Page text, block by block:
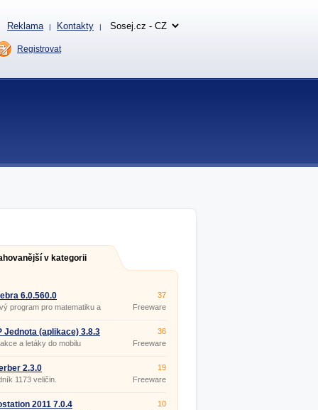
v kategorii
6.0.560.0
program pro matematiku a
37
Freeware
Jednota (aplikace) 3.8.3
a letáky do mobilu
36
Freeware
2.3.0
1173 veličin.
19
Freeware
2011 7.0.4
10
Reklama | Kontakty |
Registrovat